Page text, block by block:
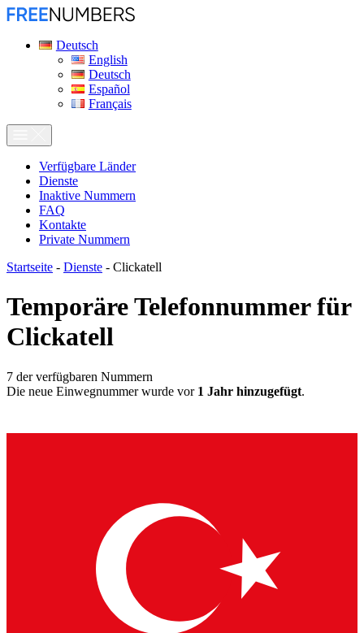
Deutsch
English
Deutsch
Español
Français
Verfügbare Länder
Dienste
Inaktive Nummern
FAQ
Kontakte
Private Nummern
Startseite - Dienste - Clickatell
Temporäre Telefonnummer für
Clickatell
7 der verfügbaren Nummern
Die neue Einwegnummer wurde vor 1 Jahr hinzugefügt.